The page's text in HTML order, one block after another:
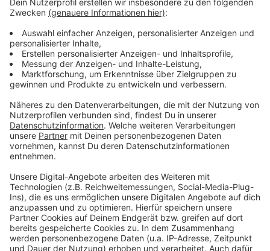
Mehr Infos zu diesem Thema
Anzeige
Deutscher Olympischer Sportbund
Brisbane ist Favorit für die Olympischen Spiele 2032
Weitere Pläne für Olympia in Düsseldorf und der
Rhein/Ruhr-Region